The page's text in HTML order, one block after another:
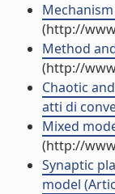
(http://
Method
(http://
Chaotic
atti di
Mixed
(http://
Synaptic
model